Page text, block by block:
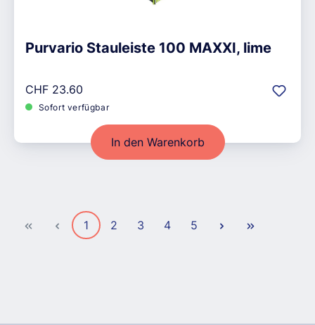
Purvario Stauleiste 100 MAXXI, lime
Regulärer Preis:
CHF 23.60
Sofort verfügbar
In den Warenkorb
Seite
1 Seite
2 Seite
3 Seite
4 Seite
5